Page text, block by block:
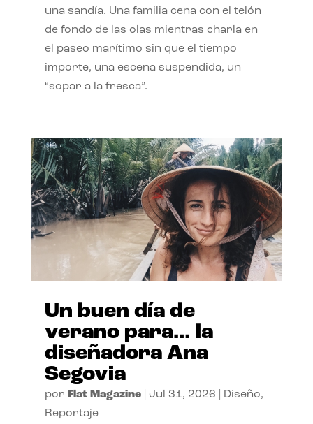
una sandía. Una familia cena con el telón
de fondo de las olas mientras charla en
el paseo marítimo sin que el tiempo
importe, una escena suspendida, un
“sopar a la fresca”.
Un buen día de
verano para… la
diseñadora Ana
Segovia
por Flat Magazine| Jul 31, 2026 Diseño,
Reportaje